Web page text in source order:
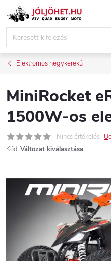
Ugrás
Elektromos négykerekű
MiniRocket
1500W-os
Nincs értékelés
Kód: Változat kiválasztása